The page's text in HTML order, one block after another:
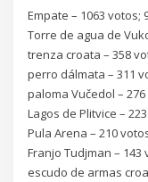
Empate – 1063 votos;
Torre de agua de
trenza croata – 358
perro dálmata – 311
paloma Vučedol – 276
Lagos de Plitvice –
Pula Arena – 210
Franjo Tudjman – 143
escudo de armas